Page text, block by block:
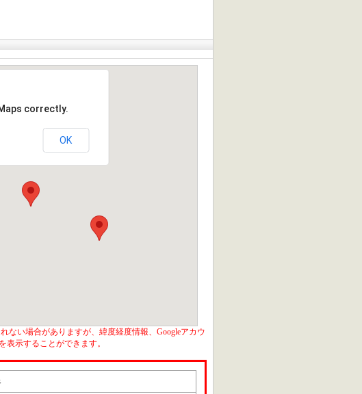
correctly.
OK
ない場合がありますが、緯度経度情報、Googleアカウ
示することができます。